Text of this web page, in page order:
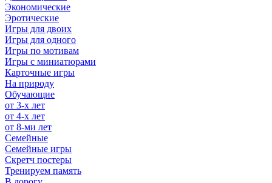
Экономические
Эротические
Игры для двоих
Игры для одного
Игры по мотивам
Игры с миниатюрами
Карточные игры
На природу
Обучающие
от 3-х лет
от 4-х лет
от 8-ми лет
Семейные
Семейные игры
Скретч постеры
Тренируем память